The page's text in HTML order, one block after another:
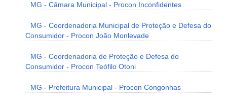
MG - Câmara Municipal - Procon Inconfidentes
MG - Coordenadoria Municipal de Proteção e Defesa do
Consumidor - Procon João Monlevade
MG - Coordenadoria de Proteção e Defesa do
Consumidor - Procon Teófilo Otoni
MG - Prefeitura Municipal - Procon Congonhas